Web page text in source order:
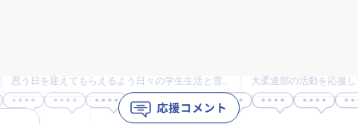
を迎えてもらえるよう日々の学生生活と雪
動を応援しています。
大柔道部の活動を応援していま
さい！！